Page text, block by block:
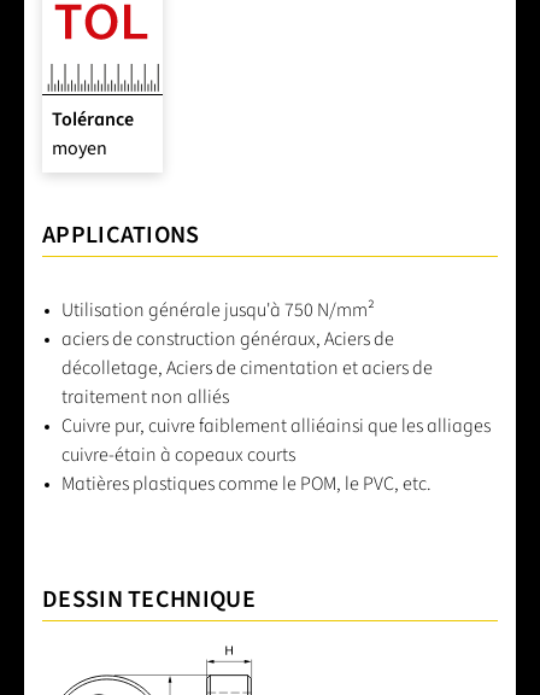
Tolérance
moyen
APPLICATIONS
Utilisation générale jusqu'à 750 N/mm²
aciers de construction généraux, Aciers de
décolletage, Aciers de cimentation et aciers de
traitement non alliés
Cuivre pur, cuivre faiblement alliéainsi que les alliages
cuivre-étain à copeaux courts
Matières plastiques comme le POM, le PVC, etc.
DESSIN TECHNIQUE